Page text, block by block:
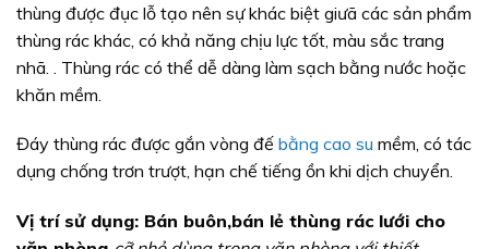
thùng được đục lỗ tạo nên sự khác biệt giưã các sản phẩm
thùng rác khác, có khả năng chịu lực tốt, màu sắc trang
nhã. . Thùng rác có thể dễ dàng làm sạch bằng nước hoặc
khăn mềm.
Đáy thùng rác được gắn vòng đế bằng cao su mềm, có tác
dụng chống trơn trượt, hạn chế tiếng ồn khi dịch chuyển.
Vị trí sử dụng: Bán buôn,bán lẻ thùng rác lưới cho